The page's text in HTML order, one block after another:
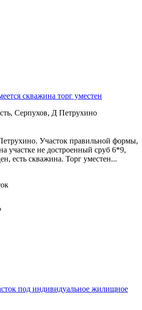
скважина торг уместен
Серпухов, Д Петрухино
Участок правильной формы,
участке не достроенный сруб 6*9,
есть скважина. Торг уместен...
под индивидуальное жилищное